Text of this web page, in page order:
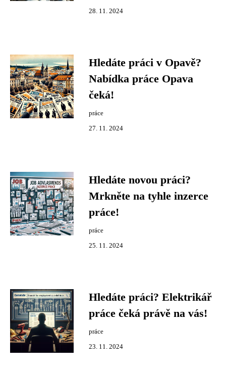
28. 11. 2024
Hledáte práci v Opavě?
Nabídka práce Opava
čeká!
práce
27. 11. 2024
Hledáte novou práci?
Mrkněte na tyhle inzerce
práce!
práce
25. 11. 2024
Hledáte práci? Elektrikář
práce čeká právě na vás!
práce
23. 11. 2024